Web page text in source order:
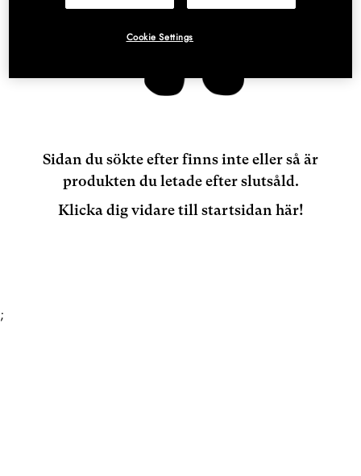
Sidan du sökte efter finns inte eller så är
produkten du letade efter slutsåld.
Klicka dig vidare till startsidan här!
;
Cookie Settings